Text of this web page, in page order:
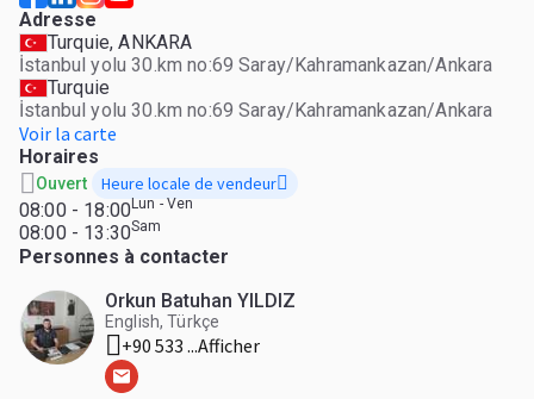
Adresse
Turquie, ANKARA
İstanbul yolu 30.km no:69 Saray/Kahramankazan/Ankara
Turquie
İstanbul yolu 30.km no:69 Saray/Kahramankazan/Ankara
Voir la carte
Horaires
Ouvert Heure locale de vendeur
08:00 - 18:00Lun - Ven
08:00 - 13:30Sam
Personnes à contacter
Orkun Batuhan YILDIZ
English, Türkçe
+90 533 ...Afficher